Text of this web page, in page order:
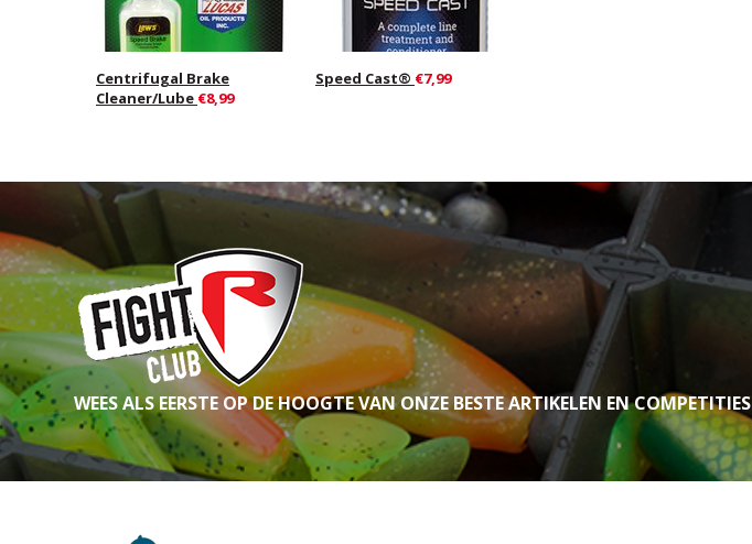
Centrifugal Brake
Cleaner/Lube €8,99
Speed Cast® €7,99
WEES ALS EERSTE OP DE HOOGTE VAN ONZE BESTE ARTIKELEN EN COMPETITIES